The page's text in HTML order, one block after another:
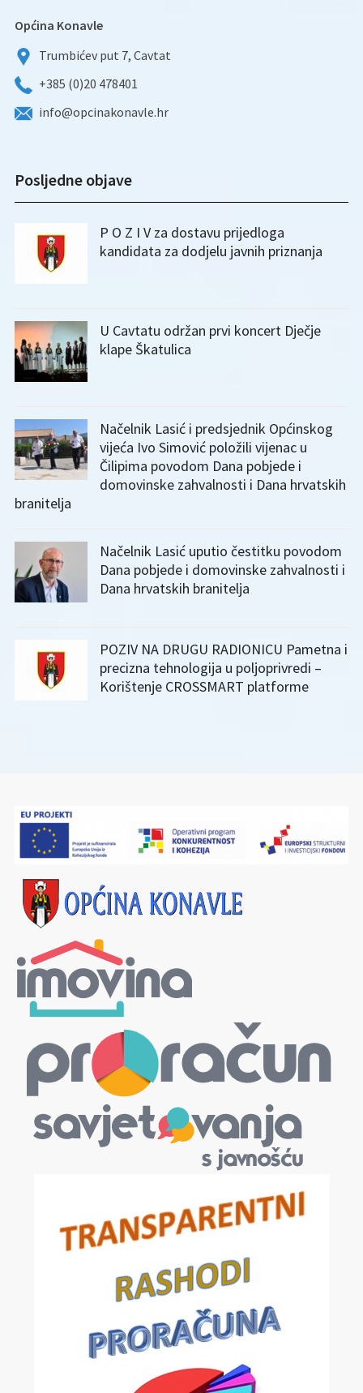
Općina Konavle
Trumbićev put 7, Cavtat
+385 (0)20 478401
info@opcinakonavle.hr
Posljedne objave
P O Z I V za dostavu prijedloga
kandidata za dodjelu javnih priznanja
U Cavtatu održan prvi koncert Dječje
klape Škatulica
Načelnik Lasić i predsjednik Općinskog
vijeća Ivo Simović položili vijenac u
Čilipima povodom Dana pobjede i
domovinske zahvalnosti i Dana hrvatskih
branitelja
Načelnik Lasić uputio čestitku povodom
Dana pobjede i domovinske zahvalnosti i
Dana hrvatskih branitelja
POZIV NA DRUGU RADIONICU Pametna i
precizna tehnologija u poljoprivredi –
Korištenje CROSSMART platforme